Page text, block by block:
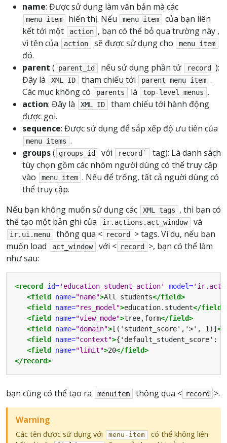
name: Được sử dụng làm văn bản mà các
menu item hiển thị. Nếu menu item
của bạn liên
kết tới một
action , bạn có thể bỏ qua trường này ,
vì tên của
action sẽ được sử dụng cho menu item
đó.
parent ( parent_id nếu sử dụng phần tử record ):
Đây là
XML ID tham chiếu tới parent menu item .
Các mục không có
parents là top-level menus .
action: Đây là XML ID
tham chiếu tới hành động
được gọi.
sequence: Được sử dụng để sắp xếp độ ưu tiên của
menu items .
groups( groups_id với record`
tag): Là danh sách
tùy chọn gồm các nhóm người dùng có thể truy cập
vào
menu item . Nếu để trống, tất cả nguời dùng có
thể truy cập.
Nếu bạn không muốn sử dụng các
XML tags
, thì bạn có
thể tạo một bản ghi của
ir.actions.act_window và
ir.ui.menu thông qua < record > tags. Ví dụ, nếu bạn
muốn load
act_window với < record >, bạn có thể làm
như sau:
<record id='education_student_action' model=
<field name="name">All students</field>
<field name="res_model">education.student</field>
<field name="view_mode">tree,form</field>
<field name="domain">[('student_score','>', 1)]
<field name="context">{'default_student_score':
<field name="limit">20</field>
</record>
bạn cũng có thể tạo ra menuitem thông qua < record >.
Warning
Các tên được sử dụng với menu-item
có thể không liên